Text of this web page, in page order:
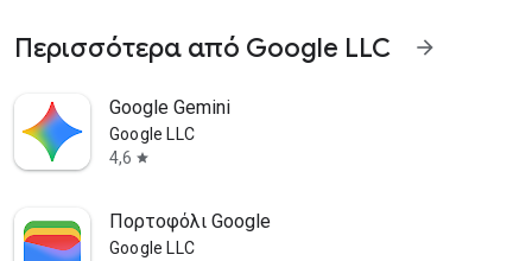
Περισσότερα από Google LLC arrow_forward
Google Gemini
Google LLC
4,6 star
Πορτοφόλι Google
Google LLC